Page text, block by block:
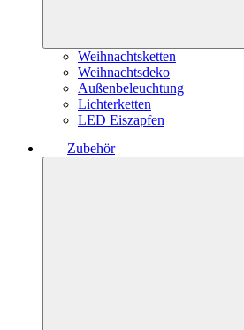
Weihnachtsketten
Weihnachtsdeko
Außenbeleuchtung
Lichterketten
LED Eiszapfen
Zubehör